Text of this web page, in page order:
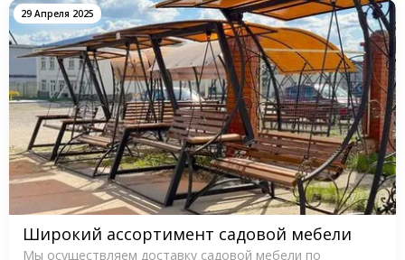
29 Апреля 2025
Широкий ассортимент садовой мебели
Мы осуществляем доставку садовой мебели по